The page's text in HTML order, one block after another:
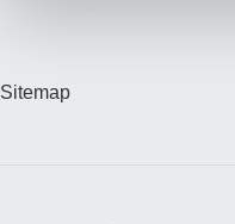
Sitemap